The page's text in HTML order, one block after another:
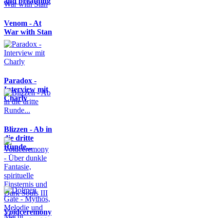
Venom - At
War with Stan
Paradox -
Interview mit
Charly
Blizzen - Ab in
die dritte
Runde...
Voidceremony